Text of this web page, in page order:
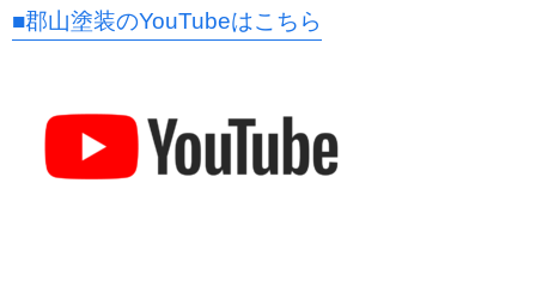
■郡山塗装のYouTubeはこちら